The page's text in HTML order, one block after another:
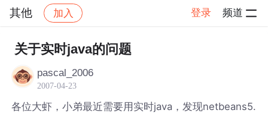
其他 加入 登录 频道
社区 其他 帖子详情
关于实时java的问题
pascal_2006
2007-04-23
各位大虾，小弟最近需要用实时java，发现netbeans5.